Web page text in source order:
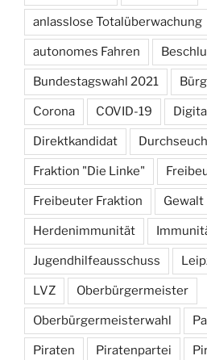
anlasslose Totalüberwachung
autonomes Fahren
Bundestagswahl 2021
Corona COVID-19
Direktkandidat
Fraktion "Die Linke"
Freibeuter Fraktion Gewalt
Herdenimmunität
Jugendhilfeausschuss
LVZ Oberbürgermeister
Oberbürgermeisterwahl
Piraten Piratenpartei